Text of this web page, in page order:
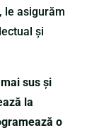
le asigurăm
și
sus și
la
o